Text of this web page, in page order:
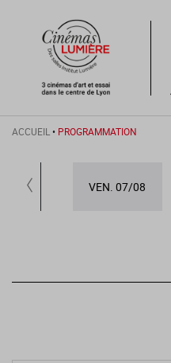
ACCUEIL • PROGRAMMATION
VEN. 07/08